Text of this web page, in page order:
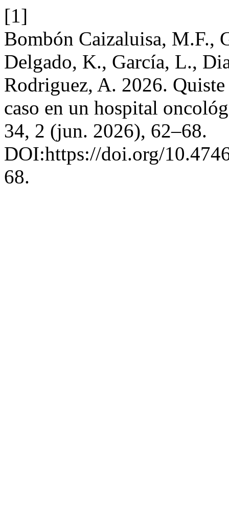
[1]
Bombón Caizaluisa, M.F.,
Delgado, K., García, L.,
Rodriguez, A. 2026.
caso en un hospital
34, 2 (jun. 2026), 62–68.
DOI:https://doi.org/
68.